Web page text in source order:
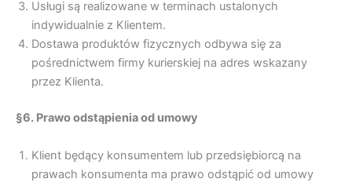
Usługi są realizowane w terminach ustalonych
indywidualnie z Klientem.
Dostawa produktów fizycznych odbywa się za
pośrednictwem firmy kurierskiej na adres wskazany
przez Klienta.
§6. Prawo odstąpienia od umowy
Klient będący konsumentem lub przedsiębiorcą na
prawach konsumenta ma prawo odstąpić od umowy